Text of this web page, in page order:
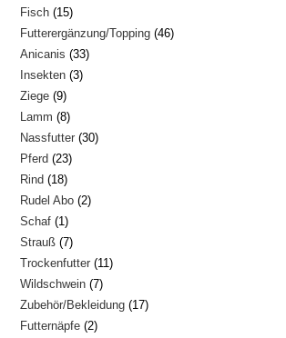
Produkte
Fisch 1515
Produkte
Futterergänzung/Topping 4646
Anicanis 3333
Insekten 33
Ziege 99
Produkte
Lamm 88
Produkte
Nassfutter 3030
Pferd 2323
Rind 1818
Produkte
Rudel Abo 22
Schaf 11
Produkt
Strauß 77
Produkte
Trockenfutter 1111
Wildschwein 77
Produkte
Zubehör/Bekleidung 1717
Futternäpfe 22